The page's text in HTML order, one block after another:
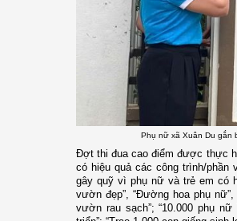
Phụ nữ xã Xuân Du gắn
Đợt thi đua cao điểm được thực
có hiệu quả các công trình/phần
gây quỹ vì phụ nữ và trẻ em có
vườn đẹp”, “Đường hoa phụ
vườn rau sạch”; “10.000 phụ